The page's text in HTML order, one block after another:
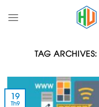
TAG ARCHIVES:
19
Th9